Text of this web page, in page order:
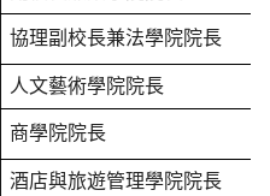
協理副校長兼法學院院長
人文藝術學院院長
商學院院長
酒店與旅遊管理學院院長